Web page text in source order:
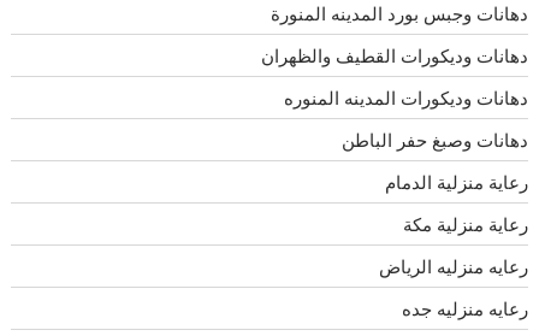
دهانات وجبس بورد المدينه المنورة
دهانات وديكورات القطيف والظهران
دهانات وديكورات المدينه المنوره
دهانات وصبغ حفر الباطن
رعاية منزلية الدمام
رعاية منزلية مكة
رعايه منزليه الرياض
رعايه منزليه جده